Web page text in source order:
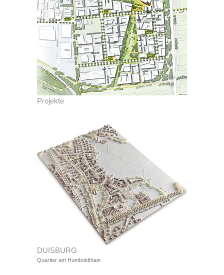
Projekte
DUISBURG
Quartier am Humboldthain